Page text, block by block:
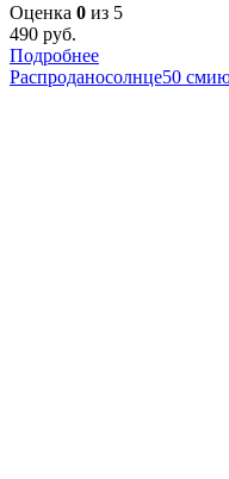
Оценка 0 из 5
490 руб.
Подробнее
Распроданосолнце50 см